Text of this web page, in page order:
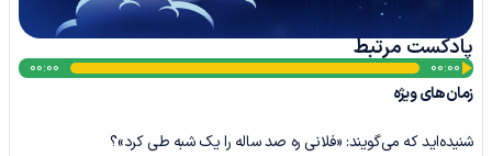
پادکست مرتبط
پخش‌کننده
صوت
00:00
00:00
زمان‌های ویژه
شنیده‌اید که می‌گویند: «فلانی ره صد ساله را یک شبه طی کرد»؟